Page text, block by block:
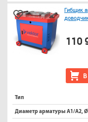
Гибщик
110
Тип
Диаметр арматуры А1/А2,